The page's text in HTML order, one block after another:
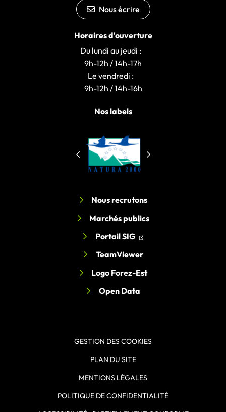
Nous écrire
Horaires d'ouverture
Du lundi au jeudi :
9h-12h / 14h-17h
Le vendredi :
9h-12h / 14h-16h
Nos labels
Nous recrutons
Marchés publics
Portail SIG (ouverture dans un
(ouverture dans un
TeamViewer
Logo Forez-Est
Open Data
GESTION DES COOKIES
PLAN DU SITE
MENTIONS LÉGALES
POLITIQUE DE CONFIDENTIALITÉ